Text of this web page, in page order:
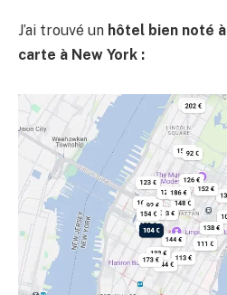
J’ai trouvé un hôtel bien noté
carte à New York :